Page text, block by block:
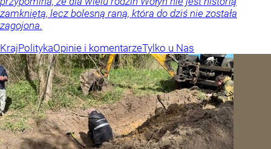
zamkniętą, lecz bolesną raną, która do dziś nie została
zagojona.
KrajPolitykaOpinie i komentarzeTylko u Nas